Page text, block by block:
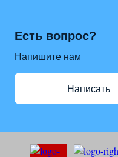
Есть вопрос?
Напишите нам
Написать